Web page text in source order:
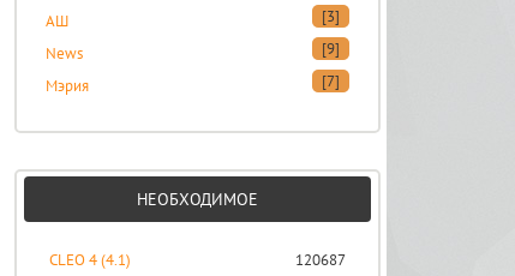
АШ
[3]
News
[9]
Мэрия
[7]
НЕОБХОДИМОЕ
CLEO 4 (4.1)
120687